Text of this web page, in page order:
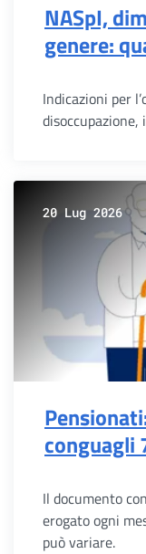
NASpI,
genere:
Indicazioni per
20 Lug 2026
conguagli
Il documento
erogato ogni
può variare.